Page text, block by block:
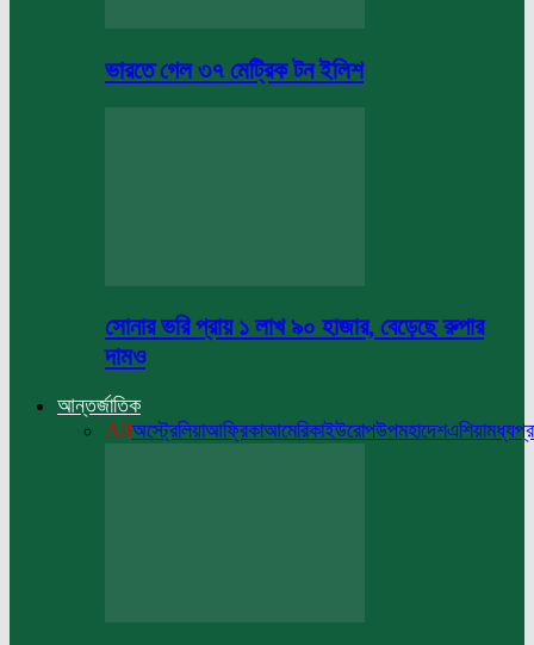
ভারতে গেল ৩৭ মেট্রিক টন ইলিশ
সোনার ভরি প্রায় ১ লাখ ৯০ হাজার, বেড়েছে রুপার
দামও
আন্তর্জাতিক
Allঅস্ট্রেলিয়াআফ্রিকাআমেরিকাইউরোপউপমহাদেশএশিয়া